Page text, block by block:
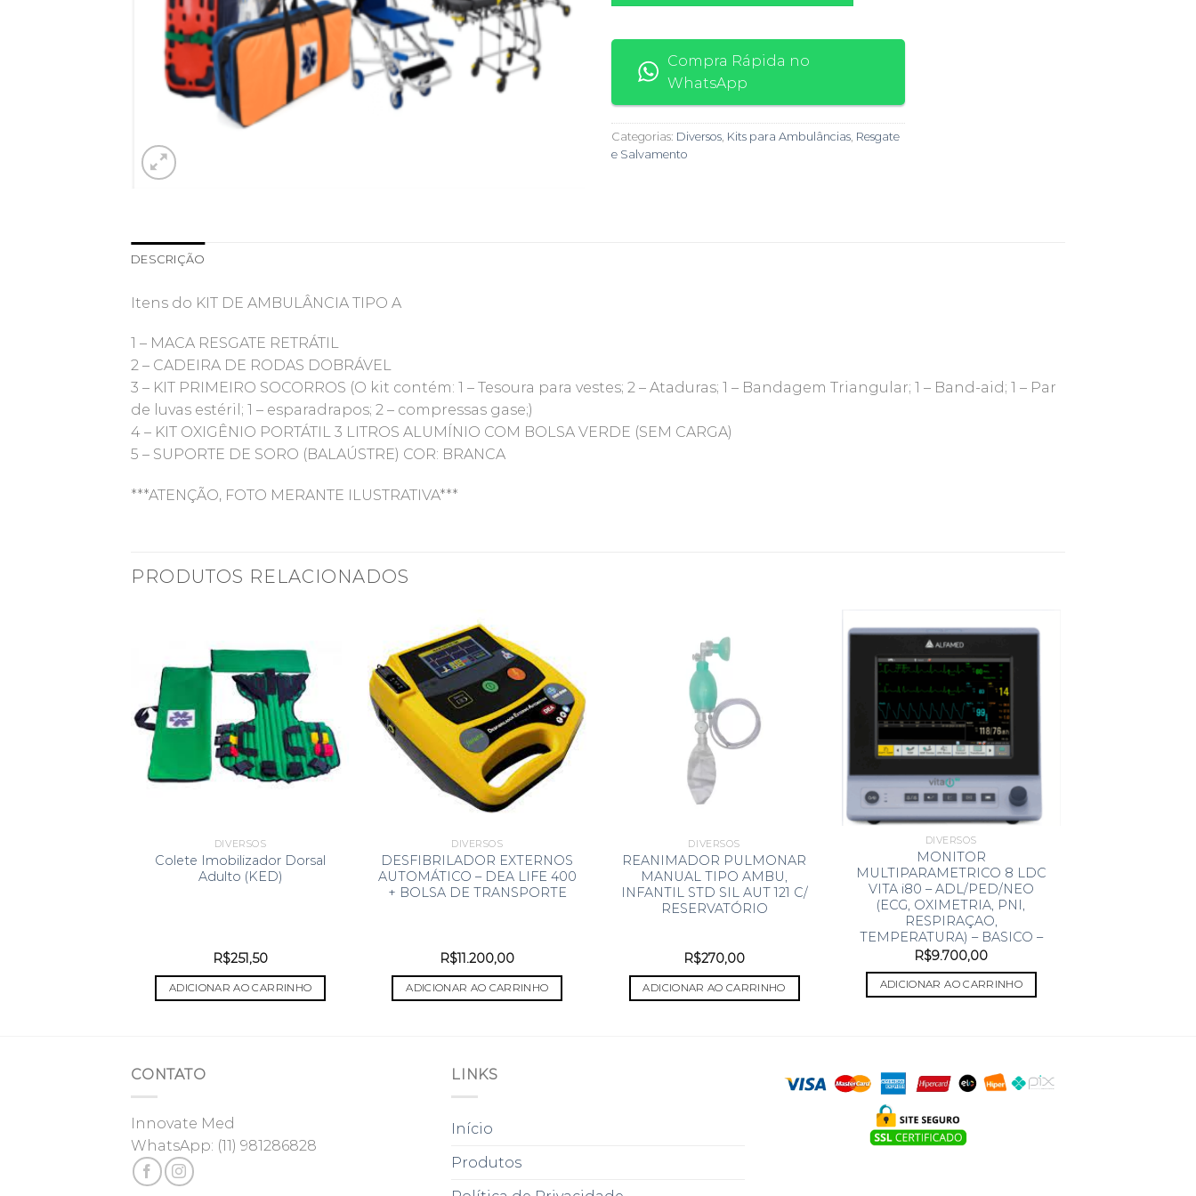
Compra Rápida no
WhatsApp
Categorias: Diversos Kits para Ambulâncias Resgate
e Salvamento
DESCRIÇÃO
Itens do KIT DE AMBULÂNCIA TIPO A
1 – MACA RESGATE RETRÁTIL
2 – CADEIRA DE RODAS DOBRÁVEL
3 – KIT PRIMEIRO SOCORROS (O kit contém: 1 – Tesoura para vestes; 2 – Ataduras; 1 – Bandagem Triangular; 1 – Band-aid; 1 – Par
de luvas estéril; 1 – esparadrapos; 2 – compressas gase;)
4 – KIT OXIGÊNIO PORTÁTIL 3 LITROS ALUMÍNIO COM BOLSA VERDE (SEM CARGA)
5 – SUPORTE DE SORO (BALAÚSTRE) COR: BRANCA
***ATENÇÃO, FOTO MERANTE ILUSTRATIVA***
PRODUTOS RELACIONADOS
DIVERSOS
Colete Imobilizador Dorsal
Adulto (KED)
R$251,50
ADICIONAR AO CARRINHO
DIVERSOS
DESFIBRILADOR EXTERNOS
AUTOMÁTICO – DEA LIFE 400
+ BOLSA DE TRANSPORTE
R$11.200,00
ADICIONAR AO CARRINHO
DIVERSOS
REANIMADOR PULMONAR
MANUAL TIPO AMBU,
INFANTIL STD SIL AUT 121 C/
RESERVATÓRIO
R$270,00
ADICIONAR AO CARRINHO
DIVERSOS
MONITOR
MULTIPARAMETRICO 8 LDC
VITA i80 – ADL/PED/NEO
(ECG, OXIMETRIA, PNI,
RESPIRAÇAO,
TEMPERATURA) – BASICO –
R$9.700,00
ADICIONAR AO CARRINHO
CONTATO
Innovate Med
WhatsApp: (11) 981286828
LINKS
Início
Produtos